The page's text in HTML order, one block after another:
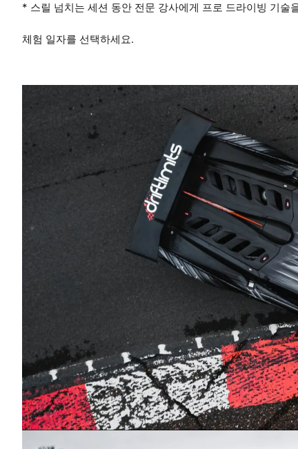
* 스릴 넘치는 세션 동안 전문 강사에게 프로 드라이빙 기술
체험 일자를 선택하세요.